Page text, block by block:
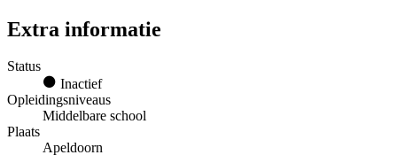
Extra informatie
Status
Inactief
Opleidingsniveaus
Middelbare school
Plaats
Apeldoorn